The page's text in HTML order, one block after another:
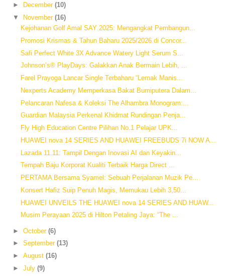
►
December (10)
▼ November (16)
Kejohanan Golf Amal SAY 2025: Mengangkat Pembangun...
Promosi Krismas & Tahun Baharu 2025/2026 di Concor...
Safi Perfect White 3X Advance Watery Light Serum S...
Johnson’s® PlayDays: Galakkan Anak Bermain Lebih, ...
Farel Prayoga Lancar Single Terbaharu “Lemak Manis...
Nexperts Academy Memperkasa Bakat Bumiputera Dalam...
Pelancaran Nafesa & Koleksi The Alhambra Monogram:...
Guardian Malaysia Perkenal Khidmat Rundingan Penja...
Fly High Education Centre Pilihan No.1 Pelajar UPK...
HUAWEI nova 14 SERIES AND HUAWEI FREEBUDS 7i NOW A...
Lazada 11.11: Tampil Dengan Inovasi AI dan Keyakin...
Tempah Baju Korporat Kualiti Terbaik Harga Direct ...
PERTAMA Bersama Syamel: Sebuah Perjalanan Muzik Pe...
Konsert Hafiz Suip Penuh Magis, Memukau Lebih 3,50...
HUAWEI UNVEILS THE HUAWEI nova 14 SERIES AND HUAW...
Musim Perayaan 2025 di Hilton Petaling Jaya: “The ...
► October (6)
► September (13)
► August (16)
► July (9)